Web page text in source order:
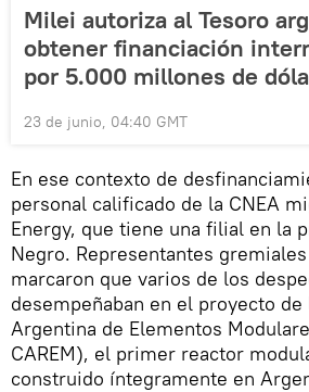
Milei autoriza al Tesoro
obtener financiación
por 5.000 millones de
23 de junio, 04:40 GMT
En ese contexto de
personal calificado de la CNEA
Energy, que tiene una filial en la
Negro. Representantes
marcaron que varios de los
desempeñaban en el proyecto
Argentina de Elementos
CAREM), el primer reactor
construido íntegramente en